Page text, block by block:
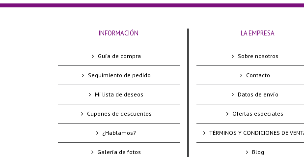
INFORMACIÓN
Guía de compra
Seguimiento de pedido
Mi lista de deseos
Cupones de descuentos
¿Hablamos?
Galería de fotos
LA EMPRESA
Sobre nosotros
Contacto
Datos de envío
Ofertas especiales
TÉRMINOS Y CONDICIONES DE
Blog